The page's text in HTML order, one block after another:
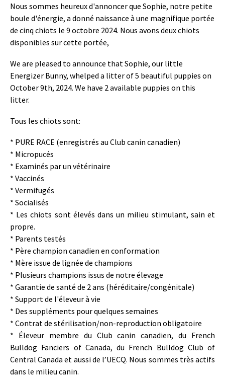
Nous sommes heureux d'annoncer que Sophie, notre petite
boule d'énergie, a donné naissance à une magnifique portée
de cinq chiots le 9 octobre 2024. Nous avons deux chiots
disponibles sur cette portée,
We are pleased to announce that Sophie, our little
Energizer Bunny, whelped a litter of 5 beautiful puppies on
October 9th, 2024. We have 2 available puppies on this
litter.
Tous les chiots sont:
* PURE RACE (enregistrés au Club canin canadien)
* Micropucés
* Examinés par un vétérinaire
* Vaccinés
* Vermifugés
* Socialisés
* Les chiots sont élevés dans un milieu stimulant, sain et
propre.
* Parents testés
* Père champion canadien en conformation
* Mère issue de lignée de champions
* Plusieurs champions issus de notre élevage
* Garantie de santé de 2 ans (héréditaire/congénitale)
* Support de l'éleveur à vie
* Des suppléments pour quelques semaines
* Contrat de stérilisation/non-reproduction obligatoire
* Éleveur membre du Club canin canadien, du French
Bulldog Fanciers of Canada, du French Bulldog Club of
Central Canada et aussi de l’UECQ. Nous sommes très actifs
dans le milieu canin.